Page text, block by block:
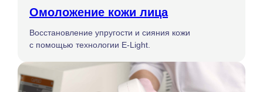
Омоложение кожи лица
Восстановление упругости и сияния кожи
с помощью технологии E-Light.